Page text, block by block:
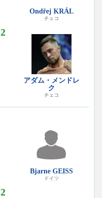
2
Ondřej KRÁL
チェコ
アダム・メンドレ
ク
チェコ
2
Bjarne GEISS
ドイツ